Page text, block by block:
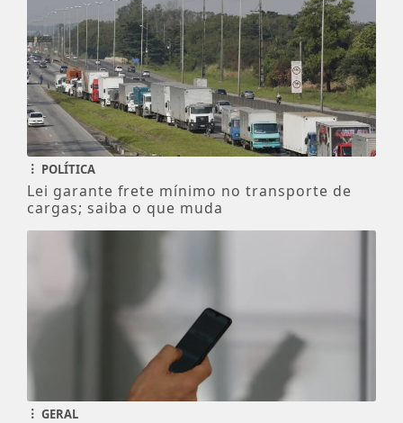
POLÍTICA
Lei garante frete mínimo no transporte de
cargas; saiba o que muda
GERAL